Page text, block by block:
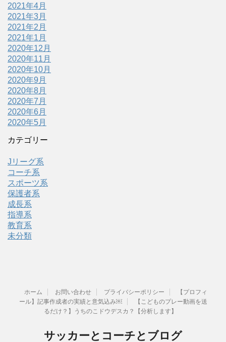
2021年4月
2021年3月
2021年2月
2021年1月
2020年12月
2020年11月
2020年10月
2020年9月
2020年8月
2020年7月
2020年6月
2020年5月
カテゴリー
Jリーグ系
コーチ系
スポーツ系
保護者系
成長系
指導系
教育系
未分類
ホーム お問い合わせ プライバシーポリシー
【プロフィ
ール】記事作成者の実績と意気込み￼
【こどものプレー動画を送
るだけ？】うちのこドウデスカ？【分析します】
サッカーとコーチとブログ